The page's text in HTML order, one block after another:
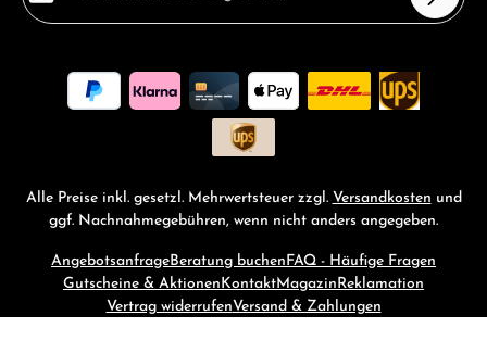
Ich habe die
Datenschutzbestimmungen
zur Kenntnis
genommen und dieAGBgelesen und bin mit ihnen
Pflichtfelder.
Alle Preise inkl. gesetzl. Mehrwertsteuer zzgl. Versandkosten und
ggf. Nachnahmegebühren, wenn nicht anders angegeben.
AngebotsanfrageBeratung buchenFAQ - Häufige Fragen
Gutscheine & AktionenKontaktMagazinReklamation
Vertrag widerrufenVersand & Zahlungen